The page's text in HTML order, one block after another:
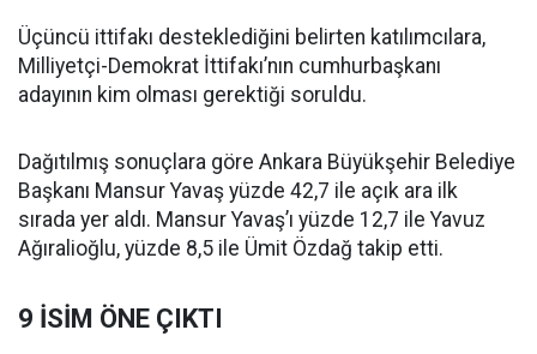
Üçüncü ittifakı desteklediğini belirten katılımcılara,
Milliyetçi-Demokrat İttifakı’nın cumhurbaşkanı
adayının kim olması gerektiği soruldu.
Dağıtılmış sonuçlara göre Ankara Büyükşehir Belediye
Başkanı Mansur Yavaş yüzde 42,7 ile açık ara ilk
sırada yer aldı. Mansur Yavaş’ı yüzde 12,7 ile Yavuz
Ağıralioğlu, yüzde 8,5 ile Ümit Özdağ takip etti.
9 İSİM ÖNE ÇIKTI